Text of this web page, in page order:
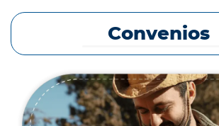
Convenios